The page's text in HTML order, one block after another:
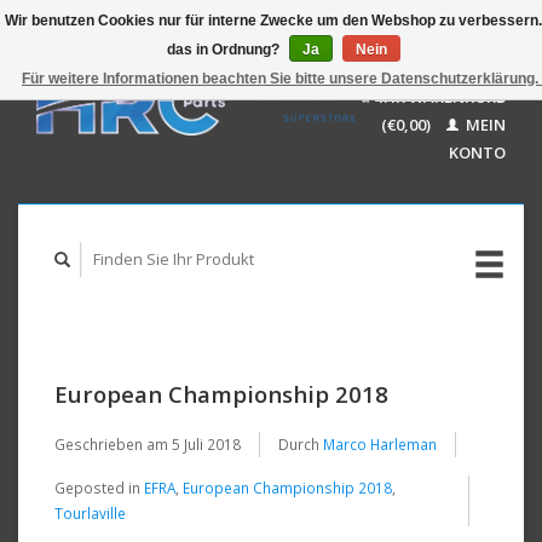
EUR
GBP
USD
AUD
Deutsch
English
IHR WARENKORB
(€0,00)
MEIN
KONTO
European Championship 2018
Geschrieben am 5 Juli 2018 Durch Marco Harleman
Geposted in EFRA, European Championship 2018,
Tourlaville
Wir benutzen Cookies nur für interne Zwecke um den Webshop zu
das in Ordnung?
Ja
Nein
Für weitere Informationen beachten Sie bitte unsere Datenschutzerklärung.